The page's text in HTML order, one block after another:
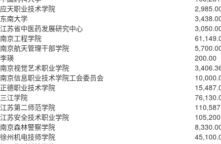
应天职业技术学院
东南大学
江苏省中医药发展研究中心
南京工程学院
南京航天管理干部学院
李瑛
200.00
南京视觉艺术职业学院
南京信息职业技术学院工会委员会
正德职业技术学院
三江学院
江苏第二师范学院
江苏安全技术职业学院
南京森林警察学院
徐州机电技师学院